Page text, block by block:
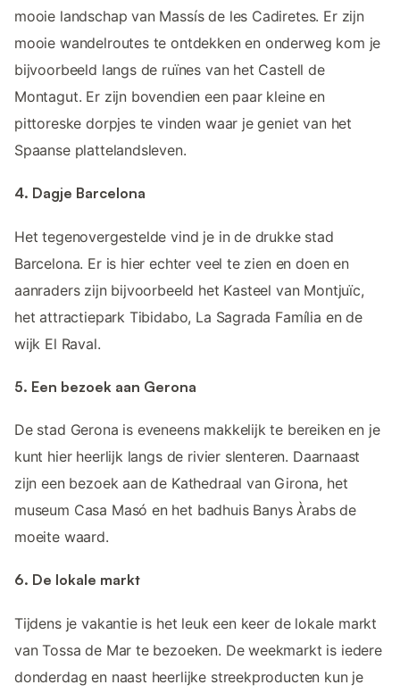
mooie landschap van Massís de les Cadiretes. Er zijn
mooie wandelroutes te ontdekken en onderweg kom je
bijvoorbeeld langs de ruïnes van het Castell de
Montagut. Er zijn bovendien een paar kleine en
pittoreske dorpjes te vinden waar je geniet van het
Spaanse plattelandsleven.
4. Dagje Barcelona
Het tegenovergestelde vind je in de drukke stad
Barcelona. Er is hier echter veel te zien en doen en
aanraders zijn bijvoorbeeld het Kasteel van Montjuïc,
het attractiepark Tibidabo, La Sagrada Família en de
wijk El Raval.
5. Een bezoek aan Gerona
De stad Gerona is eveneens makkelijk te bereiken en je
kunt hier heerlijk langs de rivier slenteren. Daarnaast
zijn een bezoek aan de Kathedraal van Girona, het
museum Casa Masó en het badhuis Banys Àrabs de
moeite waard.
6. De lokale markt
Tijdens je vakantie is het leuk een keer de lokale markt
van Tossa de Mar te bezoeken. De weekmarkt is iedere
donderdag en naast heerlijke streekproducten kun je